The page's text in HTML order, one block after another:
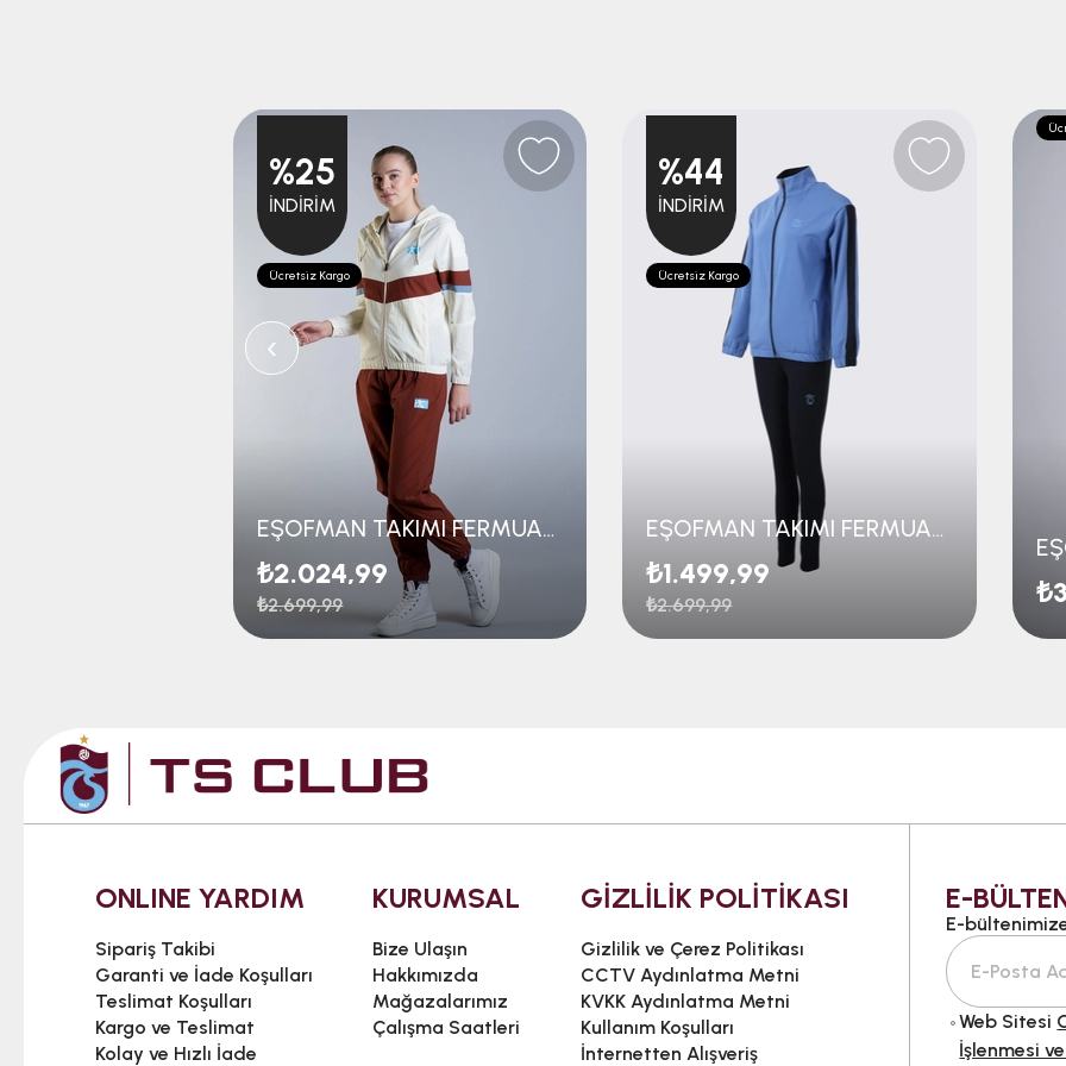
EŞOFMAN TAKIMI FERMUARLI RETRO
₺2.024,99
₺2.699,99
%25
İNDIRIM
Ücretsiz Kargo
EŞOFMAN TAKIMI FERMUARLI İÇ LOGOLU
₺1.499,99
₺2.699,99
%44
İNDIRIM
Ücretsiz Kargo
‹
ONLINE YARDIM
Sipariş Takibi
Garanti ve İade Koşulları
Teslimat Koşulları
Kargo ve Teslimat
Kolay ve Hızlı İade
KURUMSAL
Bize Ulaşın
Hakkımızda
Mağazalarımız
Çalışma Saatleri
GİZLİLİK POLİTİKASI
Gizlilik ve Çerez Politikası
CCTV Aydınlatma Metni
KVKK Aydınlatma Metni
Kullanım Koşulları
İnternetten Alışveriş
E-
E-
Web Sitesi
İşlenmesi